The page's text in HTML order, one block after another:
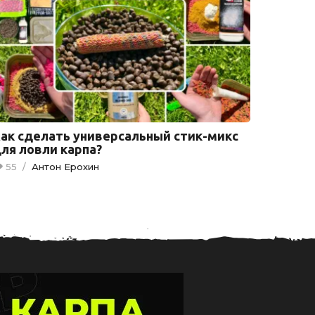
сделать универсальный стик-микс
ловли карпа?
55 /Антон Ерохин